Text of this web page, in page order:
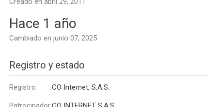
Hace 1 año
Cambiado en junio 07, 2025
Registro y estado
Registro .CO Internet, S.A.S.